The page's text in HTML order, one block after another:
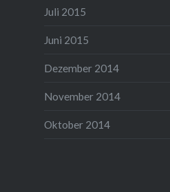
Juli 2015
Juni 2015
Dezember 2014
November 2014
Oktober 2014